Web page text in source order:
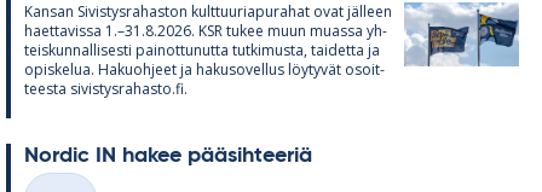
Kan­san Si­vis­tys­ra­has­ton kult­tuu­ria­pu­ra­hat ovat jäl­leen
haet­ta­vissa 1.–31.8.2026. KSR tu­kee muun muassa yh­
teis­kun­nal­li­sesti pai­not­tu­nutta tut­ki­musta, tai­detta ja
opis­ke­lua. Ha­kuoh­jeet ja ha­kuso­vel­lus löy­ty­vät osoit­
teesta si­vis­tys­ra­hasto.fi.
Nor­dic IN ha­kee pää­sih­tee­riä